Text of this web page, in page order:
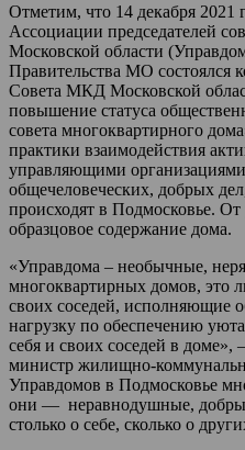
Отметим, что 14 декабря 2021
Ассоциации председателей
Московской области
Правительства МО состоялся
Совета МКД Московской
повышение статуса
совета многоквартирного
практики взаимодействия
управляющими
общечеловеческих, добрых
происходят в Подмосковье.
образцовое содержание дома.
«Управдома – необычные,
многоквартирных домов, это
своих соседей, исполняющие
нагрузку по обеспечению
себя и своих соседей в
министр жилищно-
Управдомов в Подмосковье
они — неравнодушные,
столько о себе, сколько о